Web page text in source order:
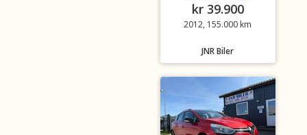
kr 39.900
2012, 155.000 km
JNR Biler